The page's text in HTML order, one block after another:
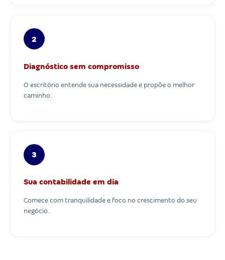
2
Diagnóstico sem compromisso
O escritório entende sua necessidade e propõe o melhor
caminho.
3
Sua contabilidade em dia
Comece com tranquilidade e foco no crescimento do seu
negócio.